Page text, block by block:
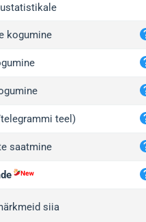
kogumine
teel)
saatmine
siia